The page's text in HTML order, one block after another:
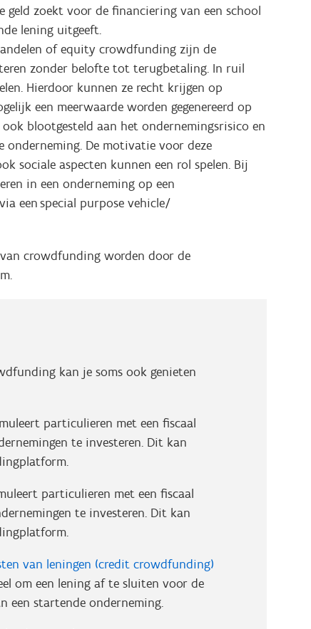
zoekt voor de financiering van een school
lening uitgeeft.
of equity crowdfunding zijn de
zonder belofte tot terugbetaling. In ruil
Hierdoor kunnen ze recht krijgen op
een meerwaarde worden gegenereerd op
blootgesteld aan het ondernemingsrisico en
onderneming. De motivatie voor deze
sociale aspecten kunnen een rol spelen. Bij
in een onderneming op een
een special purpose vehicle/
crowdfunding worden door de
kan je soms ook genieten
particulieren met een fiscaal
te investeren. Dit kan
particulieren met een fiscaal
te investeren. Dit kan
van leningen (credit crowdfunding)
om een lening af te sluiten voor de
een startende onderneming.